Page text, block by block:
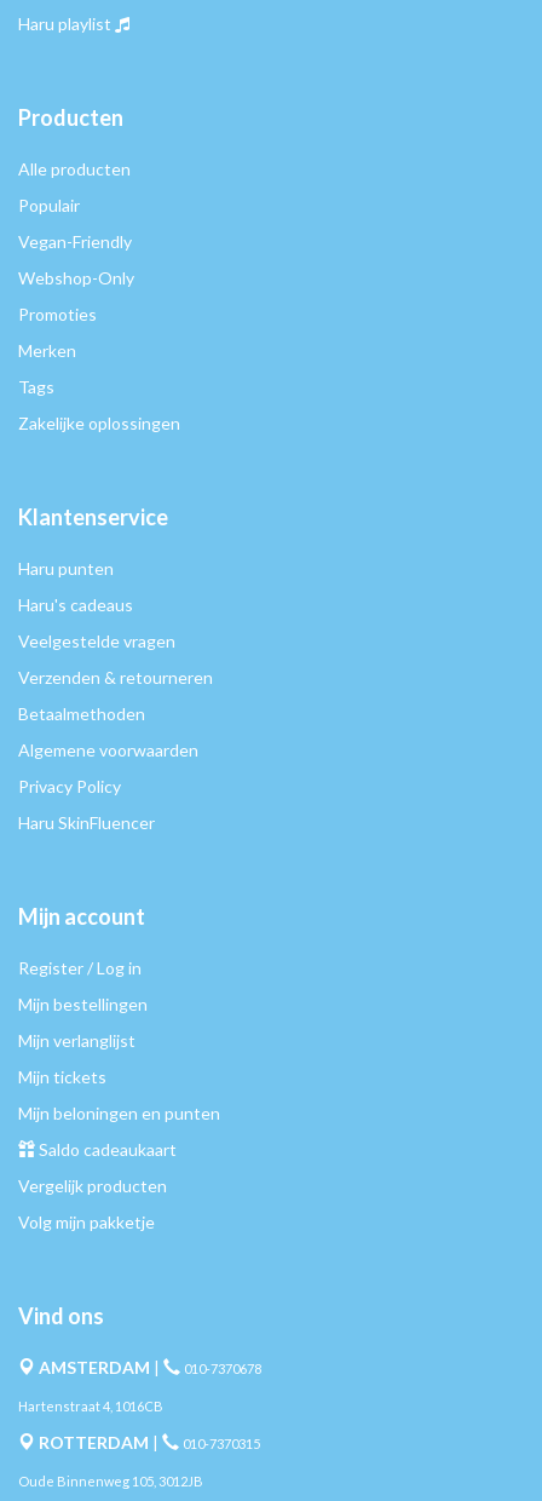
Haru playlist
Producten
Alle producten
Populair
Vegan-Friendly
Webshop-Only
Promoties
Merken
Tags
Zakelijke oplossingen
Klantenservice
Haru punten
Haru's cadeaus
Veelgestelde vragen
Verzenden & retourneren
Betaalmethoden
Algemene voorwaarden
Privacy Policy
Haru SkinFluencer
Mijn account
Register / Log in
Mijn bestellingen
Mijn verlanglijst
Mijn tickets
Mijn beloningen en punten
Saldo cadeaukaart
Vergelijk producten
Volg mijn pakketje
Vind ons
AMSTERDAM | 010-7370678
Hartenstraat 4, 1016CB
ROTTERDAM | 010-7370315
Oude Binnenweg 105, 3012JB